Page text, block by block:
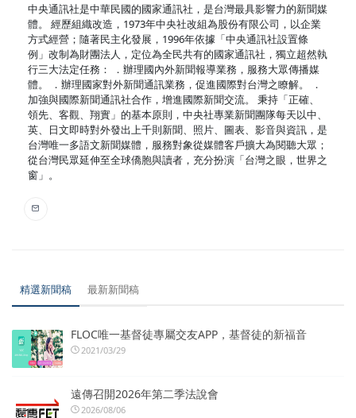
中央通訊社是中華民國的國家通訊社，是台灣最具影響力的新聞媒
體。 經歷組織改造，1973年中央社改組為股份有限公司，以企業
方式經營；隨著民主化發展，1996年依據「中央通訊社設置條
例」改制為財團法人，定位為全民共有的國家通訊社，獨立超然執
行三大法定任務： ．辦理國內外新聞報導業務，服務大眾傳播媒
體。 ．辦理國家對外新聞通訊業務，促進國際對台灣之瞭解。 ．
加強與國際新聞通訊社合作，增進國際新聞交流。 秉持「正確、
領先、客觀、翔實」的基本原則，中央社專業新聞團隊每天以中、
英、日文即時對外發出上千則新聞、照片、圖表、影音與資訊，是
台灣唯一多語文新聞媒體，服務對象從媒體客戶擴大為閱聽大眾；
從台灣民眾延伸至全球僑胞與讀者，充分扮演「台灣之眼，世界之
窗」。
精選新聞稿 最新新聞稿
FLOC唯一基督徒專屬交友APP，基督徒的新福音
2021/03/29
遠傳召開2026年第二季法說會
2026/08/06